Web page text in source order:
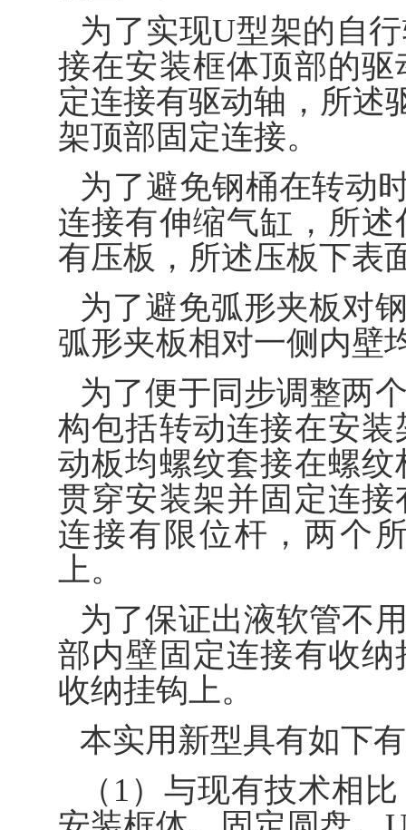
为了实现U型架的自
接在安装框体顶部的
定连接有驱动轴，所述
架顶部固定连接。
为了避免钢桶在转动
连接有伸缩气缸，所
有压板，所述压板下表
为了避免弧形夹板对
弧形夹板相对一侧内壁
为了便于同步调整两
构包括转动连接在安
动板均螺纹套接在螺
贯穿安装架并固定连
连接有限位杆，两个
上。
为了保证出液软管不
部内壁固定连接有收
收纳挂钩上。
本实用新型具有如下
（1）与现有技术相